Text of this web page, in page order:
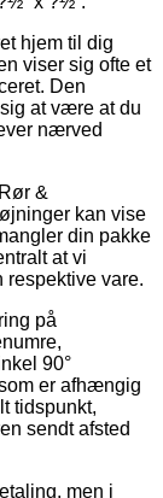
hjem til dig
viser sig ofte et
Den
at være at du
nærved
&
kan vise
din pakke
at vi
respektive vare.
på
90°
er afhængig
tidspunkt,
sendt afsted
men i